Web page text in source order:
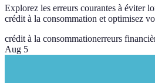
Explorez les erreurs courantes à éviter
crédit à la consommation et optimisez
crédit à la consommationerreurs
Aug 5